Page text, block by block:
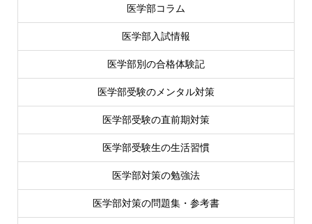
医学部コラム
医学部入試情報
医学部別の合格体験記
医学部受験のメンタル対策
医学部受験の直前期対策
医学部受験生の生活習慣
医学部対策の勉強法
医学部対策の問題集・参考書